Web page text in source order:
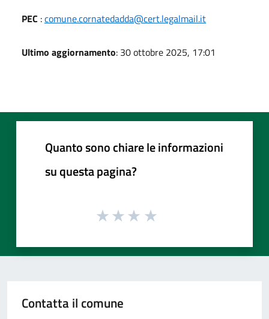
PEC :comune.cornatedadda@cert.legalmail.it
Ultimo aggiornamento: 30 ottobre 2025, 17:01
Quanto sono chiare le informazioni
su questa pagina?
Contatta il comune